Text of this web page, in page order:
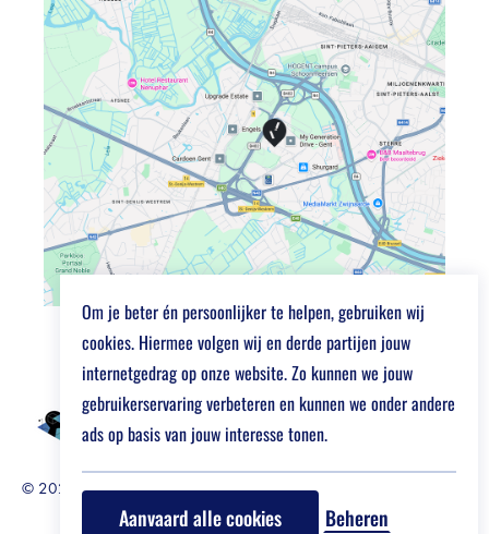
Om je beter én persoonlijker te helpen, gebruiken wij
cookies. Hiermee volgen wij en derde partijen jouw
internetgedrag op onze website. Zo kunnen we jouw
gebruikerservaring verbeteren en kunnen we onder andere
ads op basis van jouw interesse tonen.
Aanvaard alle cookies Beheren
© 2026 Job Market For Young Researchers